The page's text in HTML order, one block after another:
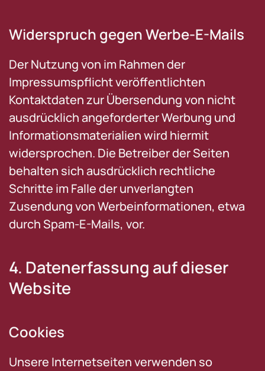
Widerspruch gegen Werbe-E-Mails
Der Nutzung von im Rahmen der
Impressumspflicht veröffentlichten
Kontaktdaten zur Übersendung von nicht
ausdrücklich angeforderter Werbung und
Informationsmaterialien wird hiermit
widersprochen. Die Betreiber der Seiten
behalten sich ausdrücklich rechtliche
Schritte im Falle der unverlangten
Zusendung von Werbeinformationen, etwa
durch Spam-E-Mails, vor.
4. Datenerfassung auf dieser
Website
Cookies
Unsere Internetseiten verwenden so